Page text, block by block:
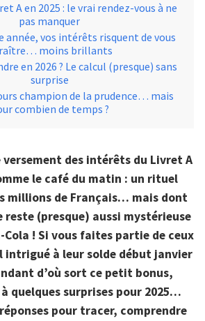
A en 2025 : le vrai rendez-vous à ne
pas manquer
année, vos intérêts risquent de vous
moins brillants
en 2026 ? Le calcul (presque) sans
surprise
champion de la prudence… mais
combien de temps ?
versement des intérêts du Livret A
le café du matin : un rituel
millions de Français… mais dont
(presque) aussi mystérieuse
Cola ! Si vous faites partie de ceux
à leur solde début janvier
d’où sort ce petit bonus,
quelques surprises pour 2025…
pour tracer, comprendre